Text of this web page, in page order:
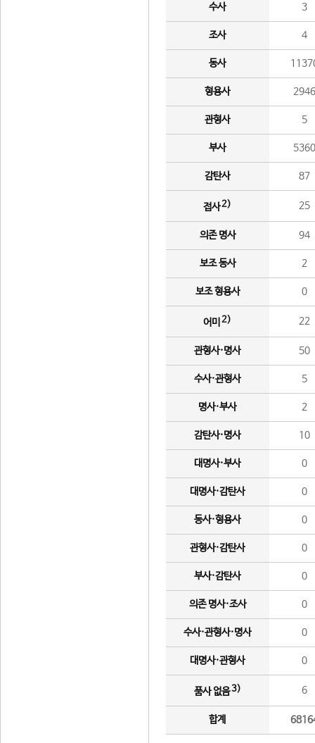
수사 3
조사 4
동사
형용사 2946
관형사 5
부사 5360
감탄사 87
접사2) 25
의존 명사 94
보조 동사 2
보조 형용사 0
어미 2) 22
관형사·명사 50
수사·관형사 5
명사·부사 2
감탄사·명사 10
대명사·부사 0
대명사·감탄사 0
동사·형용사 0
관형사·감탄사 0
부사·감탄사 0
의존 명사·조사 0
수사·관형사·명사 0
대명사·관형사 0
품사 없음3) 6
합계